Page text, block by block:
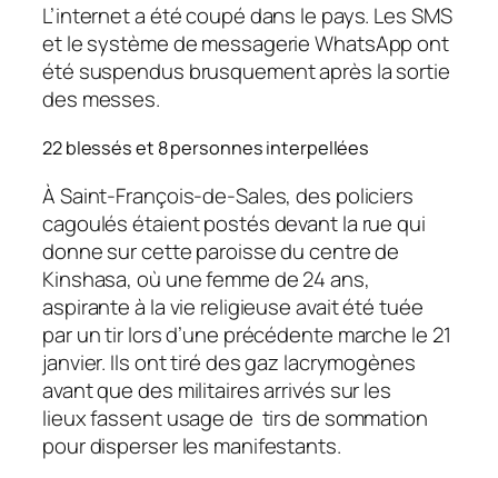
L’internet a été coupé dans le pays. Les SMS
et le système de messagerie WhatsApp ont
été suspendus brusquement après la sortie
des messes.
22 blessés et 8 personnes interpellées
À Saint-François-de-Sales, des policiers
cagoulés étaient postés devant la rue qui
donne sur cette paroisse du centre de
Kinshasa, où une femme de 24 ans,
aspirante à la vie religieuse avait été tuée
par un tir lors d’une précédente marche le 21
janvier. Ils ont tiré des gaz lacrymogènes
avant que des militaires arrivés sur les
lieux fassent usage de tirs de sommation
pour disperser les manifestants.